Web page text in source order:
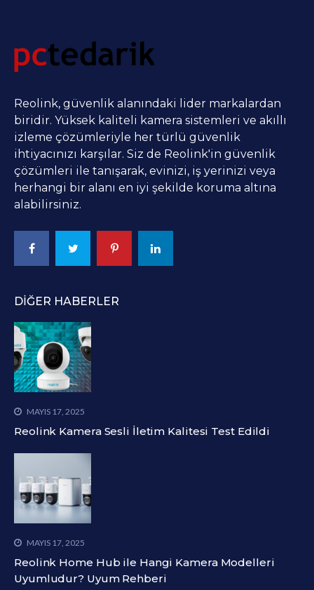
Reolink, güvenlik alanındaki lider markalardan
biridir. Yüksek kaliteli kamera sistemleri ve akıllı
izleme çözümleriyle her türlü güvenlik
ihtiyacınızı karşılar. Siz de Reolink'in güvenlik
çözümleri ile tanışarak, evinizi, iş yerinizi veya
herhangi bir alanı en iyi şekilde koruma altına
alabilirsiniz.
DIĞER HABERLER
MAYIS 17, 2025
Reolink Kamera Sesli İletim Kalitesi Test Edildi
MAYIS 17, 2025
Reolink Home Hub ile Hangi Kamera Modelleri
Uyumludur? Uyum Rehberi